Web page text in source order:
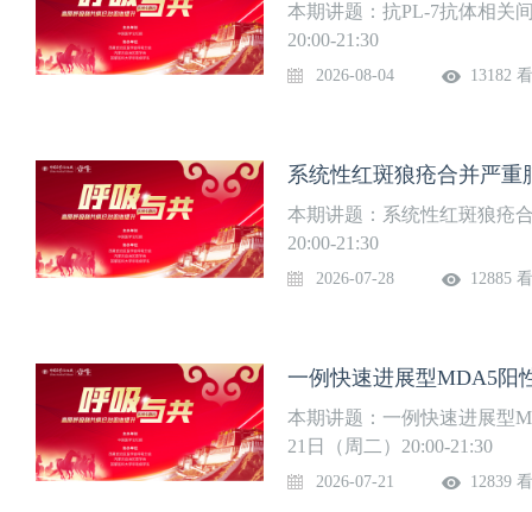
本期讲题：抗PL-7抗体相关
20:00-21:30
2026-08-04 13182
系统性红斑狼疮合并严重
本期讲题：系统性红斑狼疮
20:00-21:30
2026-07-28 12885
本期讲题：一例快速进展型
21日（周二）20:00-21:30
2026-07-21 12839